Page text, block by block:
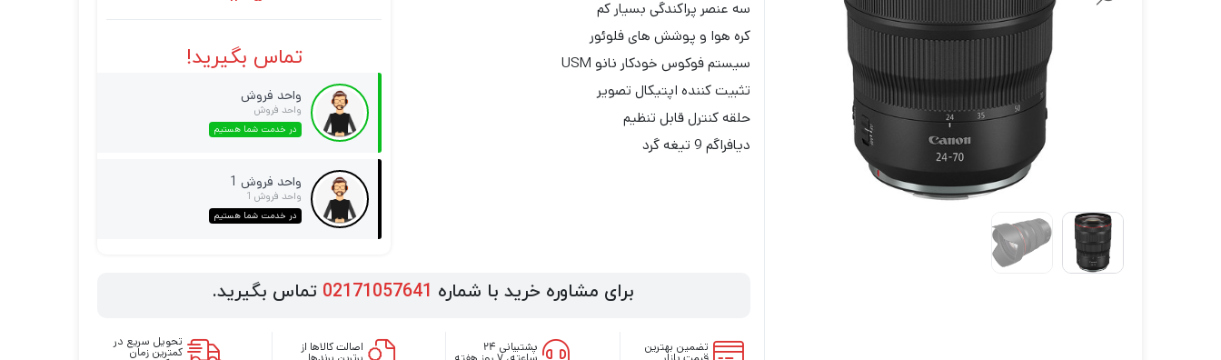
لنز سامیانگ-Samyang
لنز فوجی فیلم – FujiFilm
لنز موبایل
سه عنصر پراکندگی بسیار کم
کره هوا و پوشش های فلوئور
سیستم فوکوس خودکار نانو USM
تثبیت کننده اپتیکال تصویر
حلقه کنترل قابل تنظیم
دیافراگم 9 تیغه گرد
تماس بگیرید!
واحد فروش
واحد فروش
در خدمت شما هستیم
واحد فروش 1
واحد فروش 1
در خدمت شما هستیم
برای مشاوره خرید با شماره 02171057641 تماس بگیرید.
تضمین بهترین پشتیبانی ۲۴ اصالت کالاها از تحویل سریع در
کمترین زمان